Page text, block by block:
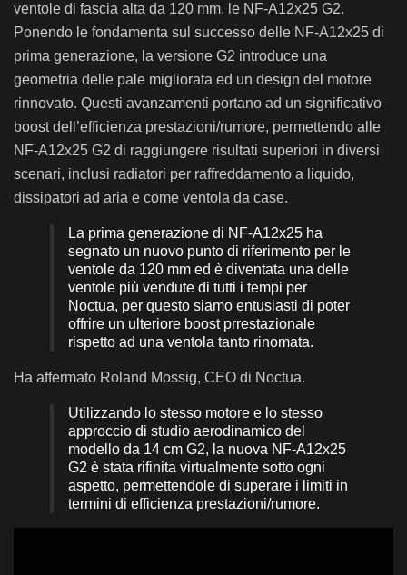
ventole di fascia alta da 120 mm, le NF-A12x25 G2.
Ponendo le fondamenta sul successo delle NF-A12x25 di
prima generazione, la versione G2 introduce una
geometria delle pale migliorata ed un design del motore
rinnovato. Questi avanzamenti portano ad un significativo
boost dell’efficienza prestazioni/rumore, permettendo alle
NF-A12x25 G2 di raggiungere risultati superiori in diversi
scenari, inclusi radiatori per raffreddamento a liquido,
dissipatori ad aria e come ventola da case.
La prima generazione di NF-A12x25 ha
segnato un nuovo punto di riferimento per le
ventole da 120 mm ed è diventata una delle
ventole più vendute di tutti i tempi per
Noctua, per questo siamo entusiasti di poter
offrire un ulteriore boost prrestazionale
rispetto ad una ventola tanto rinomata.
Ha affermato Roland Mossig, CEO di Noctua.
Utilizzando lo stesso motore e lo stesso
approccio di studio aerodinamico del
modello da 14 cm G2, la nuova NF-A12x25
G2 è stata rifinita virtualmente sotto ogni
aspetto, permettendole di superare i limiti in
termini di efficienza prestazioni/rumore.